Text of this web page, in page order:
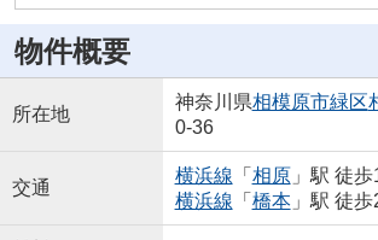
物件概要
所在地
神奈川県相模原市緑区
0-36
交通
横浜線 「 相原」駅 徒歩
横浜線 「 橋本」駅 徒歩